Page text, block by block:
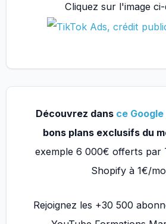
Cliquez sur l'image
Découvrez dans ce Google
bons plans exclusifs du
exemple 6 000€ offerts par
Shopify à 1€/
Rejoignez les +30 500